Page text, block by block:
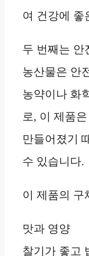
여 건강에 좋
두 번째는 안
농산물은 안
농약이나 화
로, 이 제품
만들어졌기
수 있습니다.
이 제품의 구
맛과 영양
찰기가 좋고